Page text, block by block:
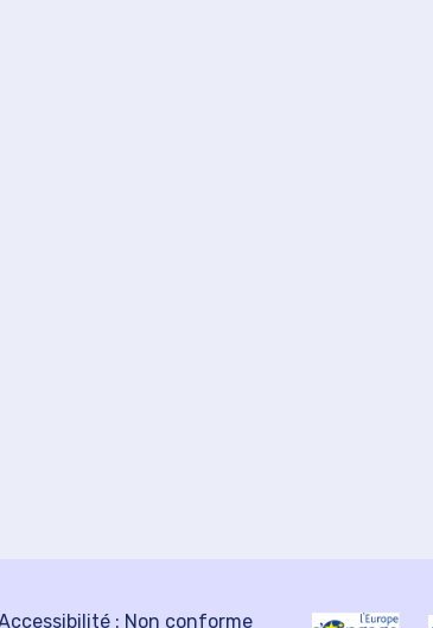
: Non conforme